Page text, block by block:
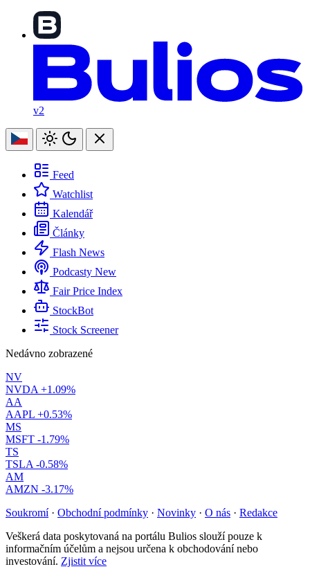
v2
Feed
Watchlist
Kalendář
Články
Flash News
Podcasty New
Fair Price Index
StockBot
Stock Screener
Nedávno zobrazené
NV
NVDA +1.09%
AA
AAPL +0.53%
MS
MSFT -1.79%
TS
TSLA -0.58%
AM
AMZN -3.17%
Soukromí · Obchodní podmínky · Novinky · O nás · Redakce
Veškerá data poskytovaná na portálu Bulios slouží pouze k
informačním účelům a nejsou určena k obchodování nebo
investování. Zjistit více